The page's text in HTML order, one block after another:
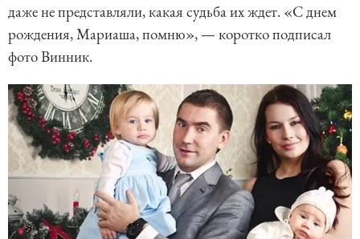
даже не представляли, какая судьба их ждет. «С днем
рождения, Мариаша, помню», — коротко подписал
фото Винник.